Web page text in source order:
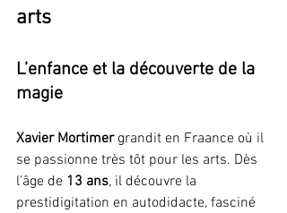
arts
L’enfance et la découverte de la
magie
Xavier Mortimer grandit en Fraance où il
se passionne très tôt pour les arts. Dès
l’âge de 13 ans, il découvre la
prestidigitation en autodidacte, fasciné